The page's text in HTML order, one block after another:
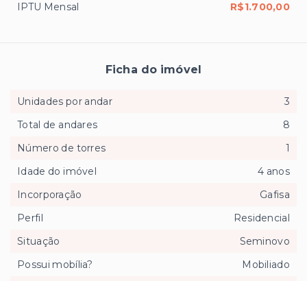
IPTU Mensal
R$1.700,00
Ficha do imóvel
Unidades por andar
3
Total de andares
8
Número de torres
1
Idade do imóvel
4 anos
Incorporação
Gafisa
Perfil
Residencial
Situação
Seminovo
Possui mobília?
Mobiliado